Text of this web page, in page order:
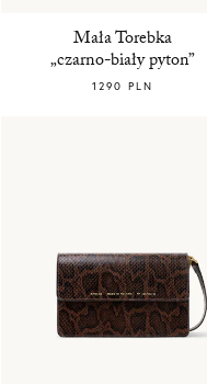
Mała Torebka
„czarno-biały pyton”
1290 PLN